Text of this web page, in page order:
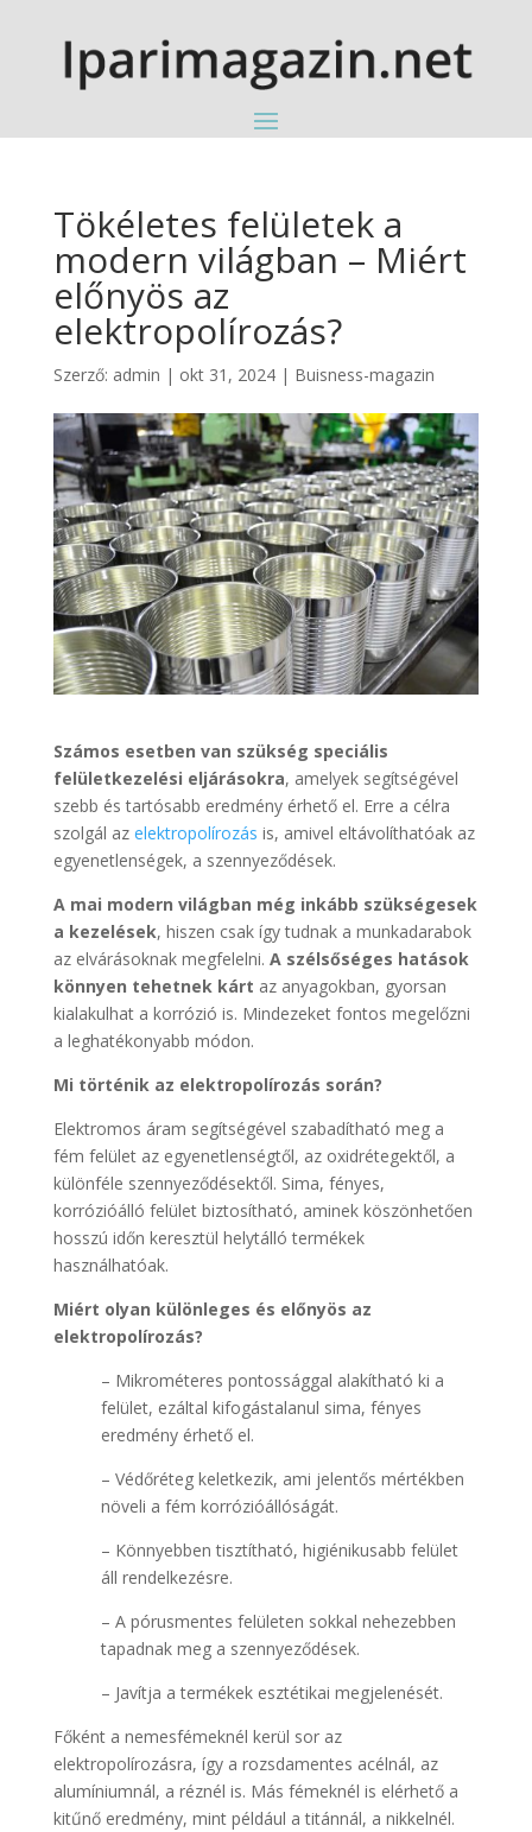
Tökéletes felületek a
modern világban – Miért
előnyös az
elektropolírozás?
Szerző: admin | okt 31, 2024| Buisness-magazin
Számos esetben van szükség speciális
felületkezelési eljárásokra, amelyek segítségével
szebb és tartósabb eredmény érhető el. Erre a célra
szolgál az elektropolírozás is, amivel eltávolíthatóak az
egyenetlenségek, a szennyeződések.
A mai modern világban még inkább szükségesek
a kezelések, hiszen csak így tudnak a munkadarabok
az elvárásoknak megfelelni. A szélsőséges hatások
könnyen tehetnek kárt az anyagokban, gyorsan
kialakulhat a korrózió is. Mindezeket fontos megelőzni
a leghatékonyabb módon.
Mi történik az elektropolírozás során?
Elektromos áram segítségével szabadítható meg a
fém felület az egyenetlenségtől, az oxidrétegektől, a
különféle szennyeződésektől. Sima, fényes,
korrózióálló felület biztosítható, aminek köszönhetően
hosszú időn keresztül helytálló termékek
használhatóak.
Miért olyan különleges és előnyös az
elektropolírozás?
– Mikrométeres pontossággal alakítható ki a
felület, ezáltal kifogástalanul sima, fényes
eredmény érhető el.
– Védőréteg keletkezik, ami jelentős mértékben
növeli a fém korrózióállóságát.
– Könnyebben tisztítható, higiénikusabb felület
áll rendelkezésre.
– A pórusmentes felületen sokkal nehezebben
tapadnak meg a szennyeződések.
– Javítja a termékek esztétikai megjelenését.
Főként a nemesfémeknél kerül sor az
elektropolírozásra, így a rozsdamentes acélnál, az
alumíniumnál, a réznél is. Más fémeknél is elérhető a
kitűnő eredmény, mint például a titánnál, a nikkelnél.